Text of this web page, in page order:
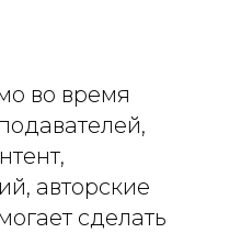
во время
авторские
сделать